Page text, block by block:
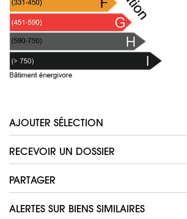
AJOUTER SÉLECTION
RECEVOIR UN DOSSIER
PARTAGER
ALERTES SUR BIENS SIMILAIRES